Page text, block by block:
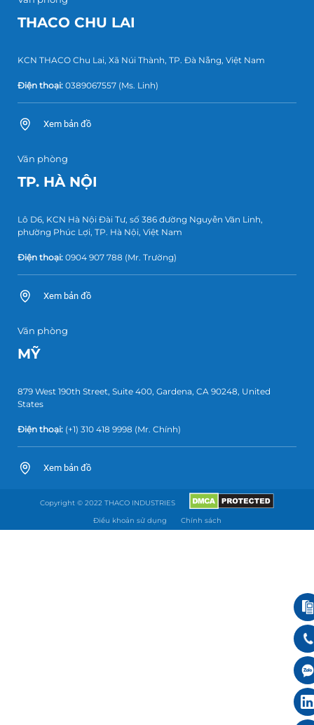
THACO CHU LAI
KCN THACO Chu Lai, Xã Núi Thành, TP. Đà Nẵng, Việt Nam
Điện thoại: 0389067557 (Ms. Linh)
Xem bản đồ
Văn phòng
TP. HÀ NỘI
Lô D6, KCN Hà Nội Đài Tư, số 386 đường Nguyễn Văn Linh,
phường Phúc Lợi, TP. Hà Nội, Việt Nam
Điện thoại: 0904 907 788 (Mr. Trường)
Xem bản đồ
Văn phòng
MỸ
879 West 190th Street, Suite 400, Gardena, CA 90248, United
States
Điện thoại: (+1) 310 418 9998 (Mr. Chính)
Xem bản đồ
Copyright © 2022 THACO INDUSTRIES
Điều khoản sử dụng
Chính sách